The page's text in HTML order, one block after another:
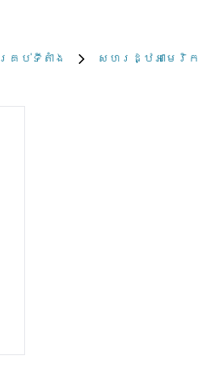
គ្រប់​ទីតាំង សហរដ្ឋអាមេរិក